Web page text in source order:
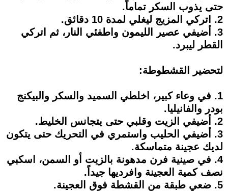
حتى يذوب السكر تماماً.
2. اتركي المزيج ليغلي لمدة 10 دقائق.
3. أضيفي عصير الليمون واطفئي النار، ثم اتركي
القطر ليبرد.
لتحضير القشطوطة:
1. في وعاء كبير، اخلطي السميد والسكر والبيكنج
بودر والفانيليا.
2. أضيفي الزيت وقلبي حتى يتجانس الخليط.
3. أضيفي الحليب واستمري في التحريك حتى يتكون
لديك عجينة متماسكة.
4. في صينية فرن مدهونة بالزيت أو السمن، اسكبي
نصف كمية العجينة وافرديها جيداً.
5. ضعي طبقة من القشطة فوق العجينة.